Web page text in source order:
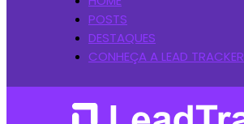
POSTS
DESTAQUES
CONHEÇA A LEAD TRACKER